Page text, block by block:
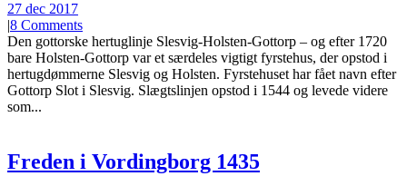
27 dec 2017
|8 Comments
Den gottorske hertuglinje Slesvig-Holsten-Gottorp – og efter 1720
bare Holsten-Gottorp var et særdeles vigtigt fyrstehus, der opstod i
hertugdømmerne Slesvig og Holsten. Fyrstehuset har fået navn efter
Gottorp Slot i Slesvig. Slægtslinjen opstod i 1544 og levede videre
som...
Freden i Vordingborg 1435